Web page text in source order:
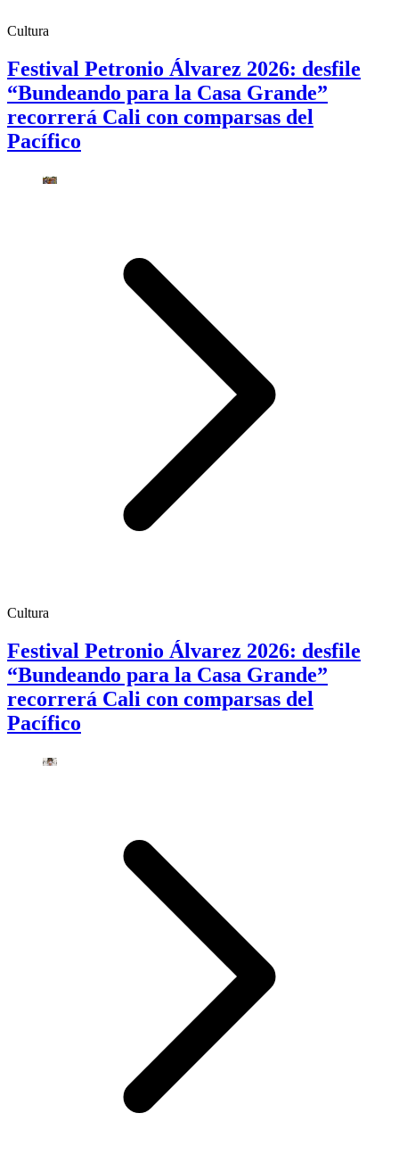
Cultura
Festival Petronio Álvarez 2026: desfile
“Bundeando para la Casa Grande”
recorrerá Cali con comparsas del
Pacífico
Cultura
Festival Petronio Álvarez 2026: desfile
“Bundeando para la Casa Grande”
recorrerá Cali con comparsas del
Pacífico